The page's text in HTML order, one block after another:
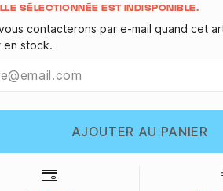
SÉLECTIONNÉE EST INDISPONIBLE.
contacterons par e-mail quand cet
en stock.
AJOUTER AU PANIER